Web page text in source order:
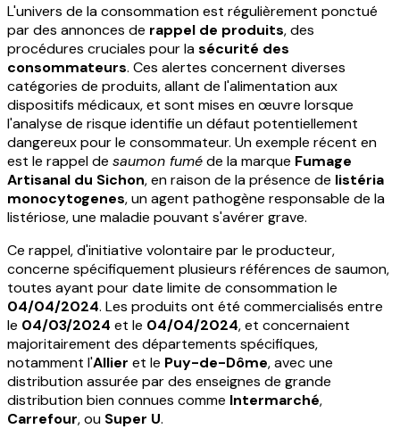
L'univers de la consommation est régulièrement ponctué
par des annonces de rappel de produits, des
procédures cruciales pour lasécurité des
consommateurs. Ces alertes concernent diverses
catégories de produits, allant de l'alimentation aux
dispositifs médicaux, et sont mises en œuvre lorsque
l'analyse de risque identifie un défaut potentiellement
dangereux pour le consommateur. Un exemple récent en
est le rappel de saumon fuméde la marque Fumage
Artisanal du Sichon, en raison de la présence de listéria
monocytogenes, un agent pathogène responsable de la
listériose, une maladie pouvant s'avérer grave.
Ce rappel, d'initiative volontaire par le producteur,
concerne spécifiquement plusieurs références de saumon,
toutes ayant pour date limite de consommation le
04/04/2024. Les produits ont été commercialisés entre
le 04/03/2024 et le 04/04/2024, et concernaient
majoritairement des départements spécifiques,
notamment l'Allier et le Puy-de-Dôme, avec une
distribution assurée par des enseignes de grande
distribution bien connues comme Intermarché,
Carrefour, ou Super U.